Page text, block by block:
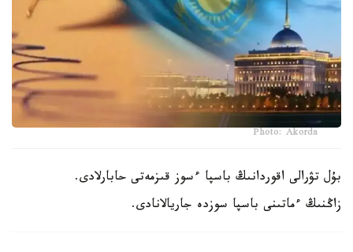
Photo: Akorda
بۇل تۋرالى اقوردانىڭ باسپا ءسوز قىزمەتى حابارلادى.
زاڭنىڭ ءماتىنى باسپا سوزدە جاريالانادى.